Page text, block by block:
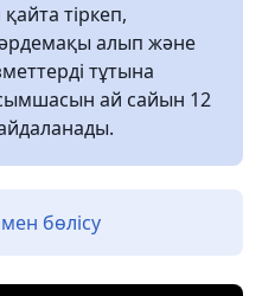
тіркеп,
алып және
тұтына
ай сайын 12
бөлісу